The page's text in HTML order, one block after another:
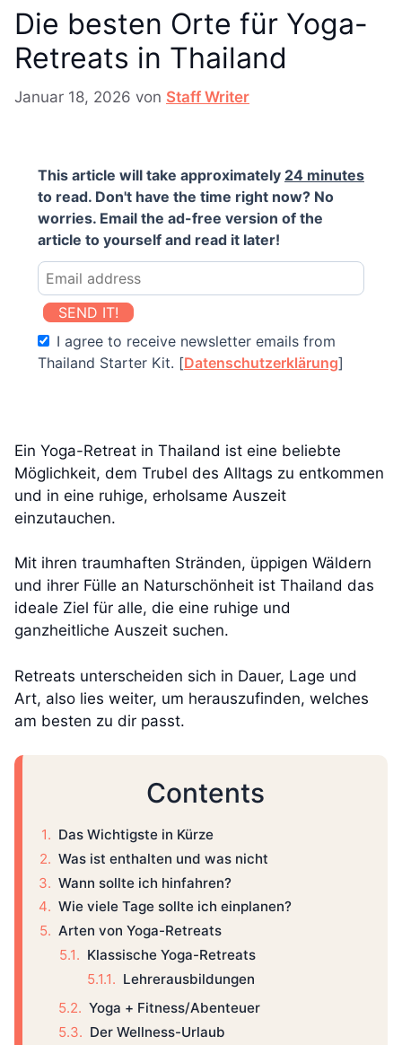
Die besten Orte für Yoga-
Retreats in Thailand
Januar 18, 2026 von Staff Writer
This article will take approximately 24 minutes
to read. Don't have the time right now? No
worries. Email the ad-free version of the
article to yourself and read it later!
SEND IT!
I agree to receive newsletter emails from
Thailand Starter Kit. [Datenschutzerklärung]
Ein Yoga-Retreat in Thailand ist eine beliebte
Möglichkeit, dem Trubel des Alltags zu entkommen
und in eine ruhige, erholsame Auszeit
einzutauchen.
Mit ihren traumhaften Stränden, üppigen Wäldern
und ihrer Fülle an Naturschönheit ist Thailand das
ideale Ziel für alle, die eine ruhige und
ganzheitliche Auszeit suchen.
Retreats unterscheiden sich in Dauer, Lage und
Art, also lies weiter, um herauszufinden, welches
am besten zu dir passt.
Contents
Das Wichtigste in Kürze
Was ist enthalten und was nicht
Wann sollte ich hinfahren?
Wie viele Tage sollte ich einplanen?
Arten von Yoga-Retreats
Klassische Yoga-Retreats
Lehrerausbildungen
Yoga + Fitness/Abenteuer
Der Wellness-Urlaub